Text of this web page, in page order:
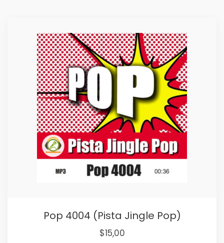
Pop 4004 (Pista Jingle Pop)
Original
$15,00Current